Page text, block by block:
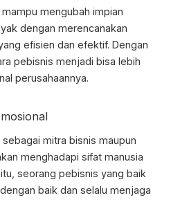
mengubah impian
dengan merencanakan
efisien dan efektif. Dengan
pebisnis menjadi bisa lebih
perusahaannya.
mitra bisnis maupun
menghadapi sifat manusia
seorang pebisnis yang baik
baik dan selalu menjaga